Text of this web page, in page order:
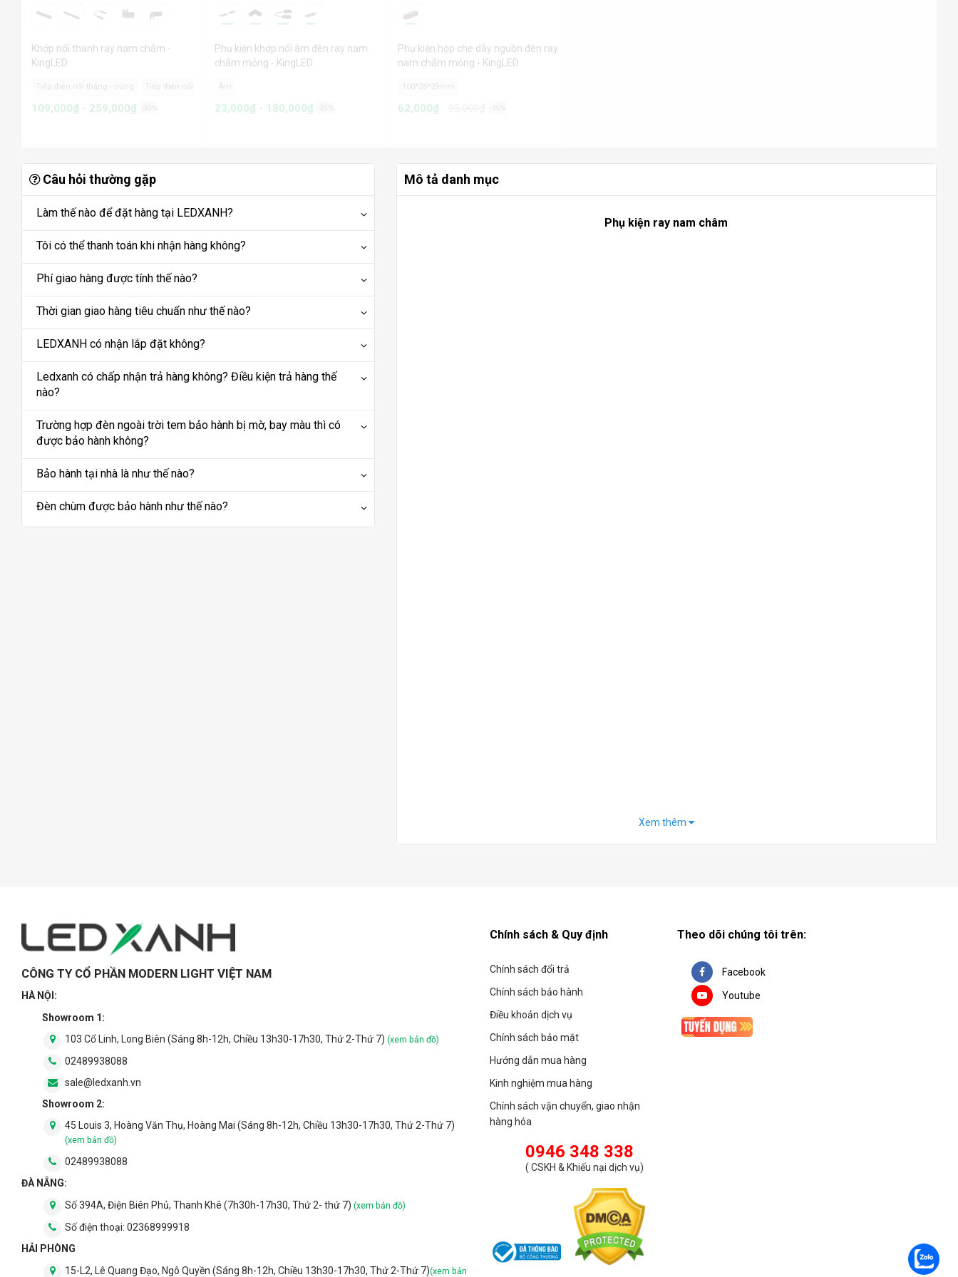
Khớp nối thanh ray nam châm -
KingLED
Tiếp điện nối thẳng - mềm Tiếp điện nối góc Nối góc ray âm
109,000₫ - 259,000₫ -35%
Phụ kiện khớp nối âm đèn ray nam
châm mỏng - KingLED
Âm
23,000₫ - 180,000₫ -35%
Phụ kiện hộp che dây nguồn đèn ray
nam châm mỏng - KingLED
100*26*29mm
62,000₫ -35%
Câu hỏi thường gặp
Làm thế nào để đặt hàng tại LEDXANH?
Tôi có thể thanh toán khi nhận hàng không?
Phí giao hàng được tính thế nào?
Thời gian giao hàng tiêu chuẩn như thế nào?
LEDXANH có nhận lắp đặt không?
Ledxanh có chấp nhận trả hàng không? Điều kiện trả hàng thế
nào?
Trường hợp đèn ngoài trời tem bảo hành bị mờ, bay màu thì có
được bảo hành không?
Bảo hành tại nhà là như thế nào?
Đèn chùm được bảo hành như thế nào?
Mô tả danh mục
Phụ kiện ray nam châm
Xem thêm
CÔNG TY CỔ PHẦN MODERN LIGHT VIỆT NAM
HÀ NỘI:
Showroom 1:
103 Cổ Linh, Long Biên (Sáng 8h-12h, Chiều 13h30-17h30, Thứ 2-Thứ 7) (xem bản đồ)
02489938088
sale@ledxanh.vn
Showroom 2:
45 Louis 3, Hoàng Văn Thụ, Hoàng Mai (Sáng 8h-12h, Chiều 13h30-17h30, Thứ 2-Thứ 7)
(xem bản đồ)
02489938088
ĐÀ NẴNG:
Số 394A, Điện Biên Phủ, Thanh Khê (7h30h-17h30, Thứ 2- thứ 7) (xem bản đồ)
Số điện thoại: 02368999918
HẢI PHÒNG
15-L2, Lê Quang Đạo, Ngô Quyền (Sáng 8h-12h, Chiều 13h30-17h30, Thứ 2-Thứ 7)(xem bản
Chính sách & Quy định
Chính sách đổi trả
Chính sách bảo hành
Điều khoản dịch vụ
Chính sách bảo mật
Hướng dẫn mua hàng
Kinh nghiệm mua hàng
Chính sách vận chuyển, giao nhận
hàng hóa
0946 348 338
(CSKH & Khiếu nại dịch vụ)
Theo dõi chúng tôi trên:
Facebook
Youtube